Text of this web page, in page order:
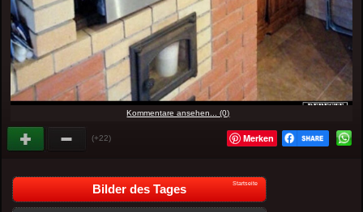
Kommentare ansehen... (0)
(+22) Merken
Bilder des Tages Startseite